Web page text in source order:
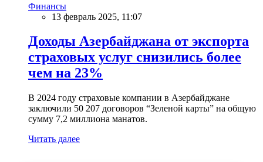
Финансы
13 февраль 2025, 11:07
Доходы Азербайджана от экспорта
страховых услуг снизились более
чем на 23%
В 2024 году страховые компании в Азербайджане
заключили 50 207 договоров “Зеленой карты” на общую
сумму 7,2 миллиона манатов.
Читать далее